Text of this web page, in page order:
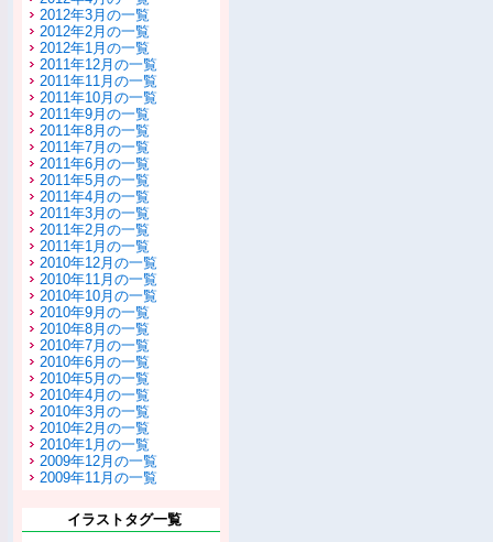
2012年3月の一覧
2012年2月の一覧
2012年1月の一覧
2011年12月の一覧
2011年11月の一覧
2011年10月の一覧
2011年9月の一覧
2011年8月の一覧
2011年7月の一覧
2011年6月の一覧
2011年5月の一覧
2011年4月の一覧
2011年3月の一覧
2011年2月の一覧
2011年1月の一覧
2010年12月の一覧
2010年11月の一覧
2010年10月の一覧
2010年9月の一覧
2010年8月の一覧
2010年7月の一覧
2010年6月の一覧
2010年5月の一覧
2010年4月の一覧
2010年3月の一覧
2010年2月の一覧
2010年1月の一覧
2009年12月の一覧
2009年11月の一覧
イラストタグ一覧